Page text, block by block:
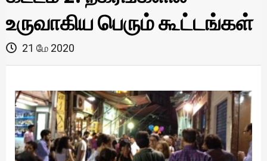
உருவாகிய பெரும் கூட்டங்கள்
21 மே 2020